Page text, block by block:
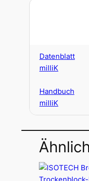
Datenblatt
milliK
Handbuch
milliK